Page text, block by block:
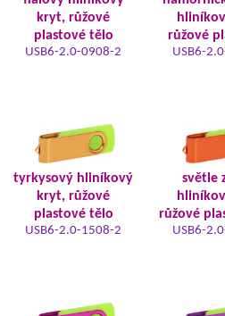
kryt, růžové
plastové tělo
USB6-2.0-0908-2
růžové
USB6-
tyrkysový hliníkový
kryt, růžové
plastové tělo
USB6-2.0-1508-2
světle
růžové
USB6-